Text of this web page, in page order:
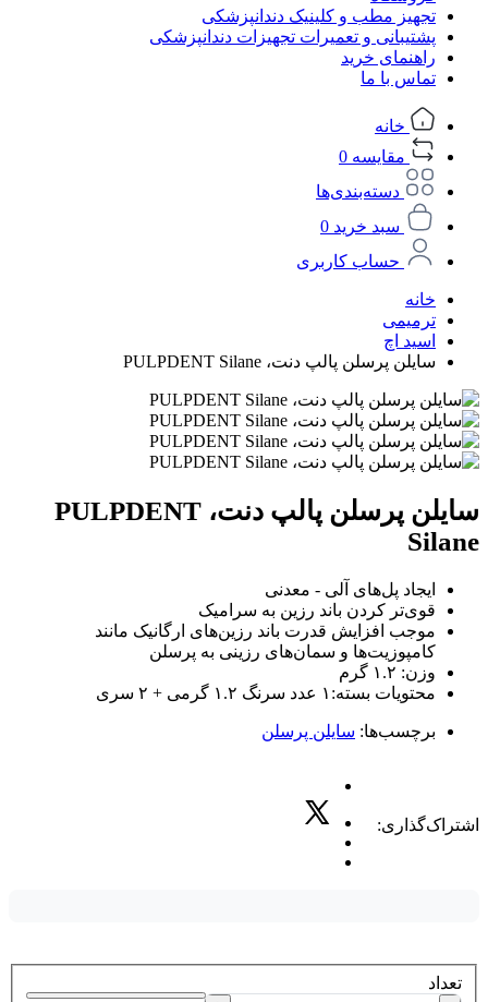
تجهیز مطب و کلینیک دندانپزشکی
پشتیبانی و تعمیرات تجهیزات دندانپزشکی
راهنمای خرید
تماس با ما
خانه
مقایسه 0
دسته‌بندی‌ها
سبد خرید 0
حساب کاربری
خانه
ترمیمی
اسید اچ
سایلن پرسلن پالپ دنت، PULPDENT Silane
سایلن پرسلن پالپ دنت، PULPDENT
Silane
ایجاد پل‌های آلی - معدنی
قوی‌تر کردن باند رزین به سرامیک
موجب افزایش قدرت باند رزین‌های ارگانیک مانند
کامپوزیت‌ها و سمان‌های رزینی به پرسلن
وزن: ۱.۲ گرم
محتویات بسته:۱ عدد سرنگ ۱.۲ گرمی + ۲ سری
برچسب‌ها: سایلن پرسلن
اشتراک‌گذاری:
تعداد